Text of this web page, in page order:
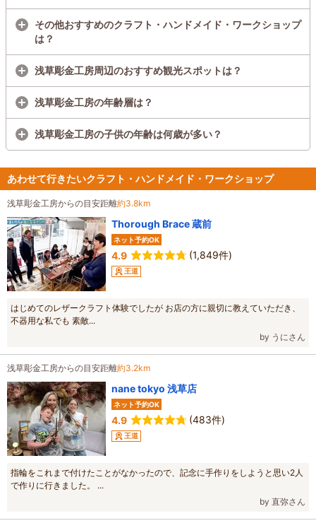
その他おすすめのクラフト・ハンドメイド・ワークショップ
は？
浅草彫金工房周辺のおすすめ観光スポットは？
浅草彫金工房の年齢層は？
浅草彫金工房の子供の年齢は何歳が多い？
あわせて行きたいクラフト・ハンドメイド・ワークショップ
浅草彫金工房からの目安距離約3.8km
Thorough Brace 蔵前
ネット予約OK
4.9 (1,849件)
王道
はじめてのレザークラフト体験でしたが お店の方に親切に教えていただき、
不器用な私でも 素敵...
by うにさん
浅草彫金工房からの目安距離約3.2km
nane tokyo 浅草店
ネット予約OK
4.9 (483件)
王道
指輪をこれまで付けたことがなかったので、記念に手作りをしようと思い2人
で作りに行きました。 ...
by 直弥さん